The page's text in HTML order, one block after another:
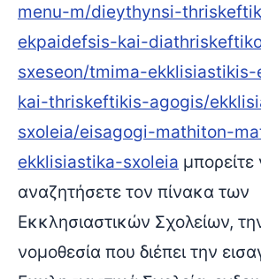
menu-m/dieythynsi-
ekpaidefsis-kai-
sxeseon/tmima-
kai-thriskeftikis-agogis/
sxoleia/eisagogi-mathiton-
ekklisiastika-sxoleia μπορείτε
αναζητήσετε τον πίνακα των
Εκκλησιαστικών Σχολείων,
νομοθεσία που διέπει την